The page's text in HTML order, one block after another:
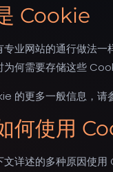
Cookie
专业网站的通行做法
为何需要存储这些
的更多一般信息，请
何使用
文详述的多种原因使